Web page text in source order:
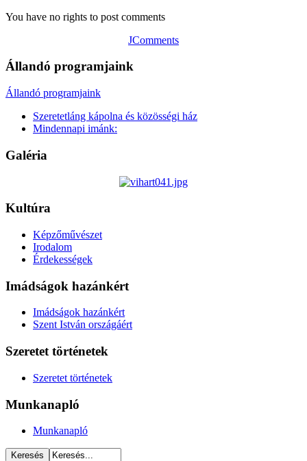
You have no rights to post comments
JComments
Állandó programjaink
Állandó programjaink
Szeretetláng kápolna és közösségi ház
Mindennapi imánk:
Galéria
Kultúra
Képzőművészet
Irodalom
Érdekességek
Imádságok hazánkért
Imádságok hazánkért
Szent István országáért
Szeretet történetek
Szeretet történetek
Munkanapló
Munkanapló